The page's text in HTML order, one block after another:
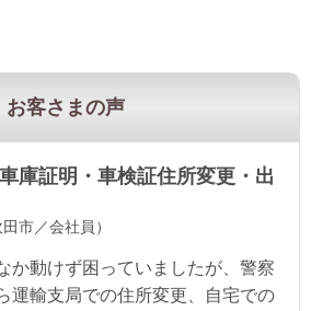
お客さまの声
車庫証明・車検証住所変更・出
田市／会社員）
か動けず困っていましたが、警察
運輸支局での住所変更、自宅での